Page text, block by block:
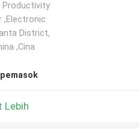
Productivity
,Electronic
District,
,Cina
Lebih